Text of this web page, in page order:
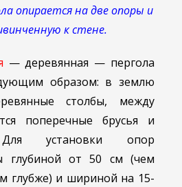
опирается на две опоры и
к стене.
— деревянная — пергола
образом: в землю
столбы, между
поперечные брусья и
Для установки опор
глубиной от 50 см (чем
глубже) и шириной на 15-